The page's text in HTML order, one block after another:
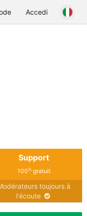
Accedi
Support
100%gratuit
toujours à
l'écoute